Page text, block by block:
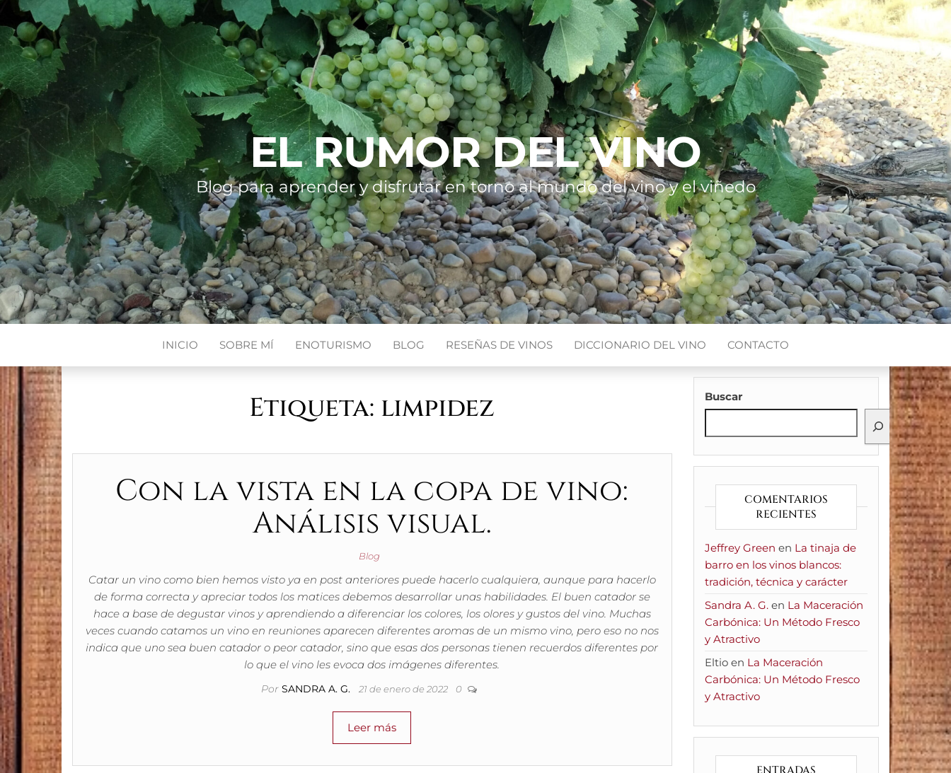
EL RUMOR DEL VINO
Blog para aprender y disfrutar en torno al mundo del vino y el viñedo
INICIO SOBRE MÍ ENOTURISMO BLOG RESEÑAS DE VINOS DICCIONARIO DEL VINO CONTACTO
Etiqueta: limpidez
Con la vista en la copa de vino:
Análisis visual.
Blog
Catar un vino como bien hemos visto ya en post anteriores puede hacerlo cualquiera, aunque para hacerlo
de forma correcta y apreciar todos los matices debemos desarrollar unas habilidades. El buen catador se
hace a base de degustar vinos y aprendiendo a diferenciar los colores, los olores y gustos del vino. Muchas
veces cuando catamos un vino en reuniones aparecen diferentes aromas de un mismo vino, pero eso no nos
indica que uno sea buen catador o peor catador, sino que esas dos personas tienen recuerdos diferentes por
lo que el vino les evoca dos imágenes diferentes.
Por SANDRA A. G. 21 de enero de 2022 0
Leer más
Buscar
COMENTARIOS
RECIENTES
Jeffrey Green en La tinaja de
barro en los vinos blancos:
tradición, técnica y carácter
Sandra A. G.en La Maceración
Carbónica: Un Método Fresco
y Atractivo
Eltioen La Maceración
Carbónica: Un Método Fresco
y Atractivo